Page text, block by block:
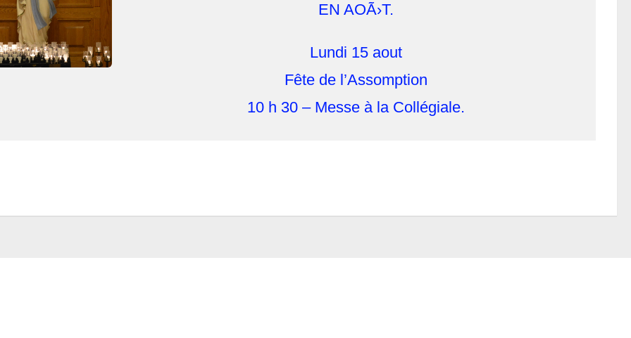
EN AOÃ›T.
Lundi 15 aout
Fête de l’Assomption
10 h 30 – Messe à la Collégiale.